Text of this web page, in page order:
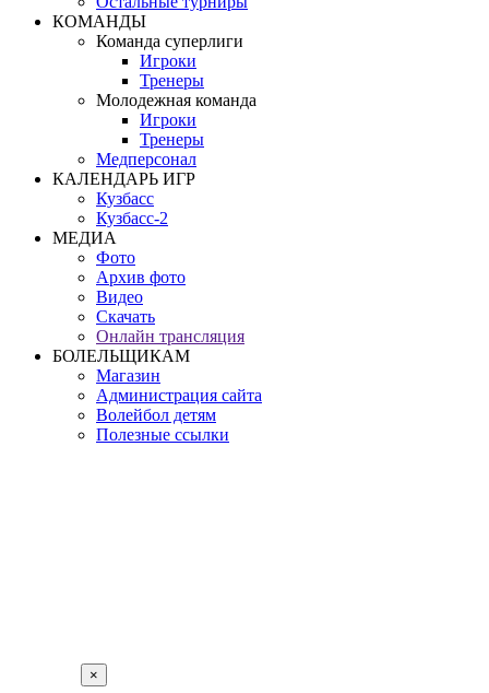
КОМАНДЫ
Команда суперлиги
Игроки
Тренеры
Молодежная команда
Игроки
Тренеры
Медперсонал
КАЛЕНДАРЬ ИГР
Кузбасс
Кузбасс-2
МЕДИА
Фото
Архив фото
Видео
Скачать
Онлайн трансляция
БОЛЕЛЬЩИКАМ
Магазин
Администрация сайта
Волейбол детям
Полезные ссылки
×